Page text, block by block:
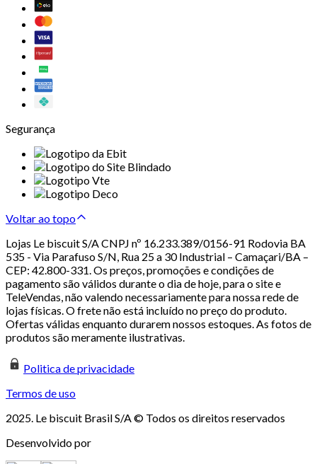
Segurança
Voltar ao topo
Lojas Le biscuit S/A CNPJ nº 16.233.389/0156-91 Rodovia BA
535 - Via Parafuso S/N, Rua 25 a 30 Industrial – Camaçari/BA –
CEP: 42.800-331. Os preços, promoções e condições de
pagamento são válidos durante o dia de hoje, para o site e
TeleVendas, não valendo necessariamente para nossa rede de
lojas físicas. O frete não está incluído no preço do produto.
Ofertas válidas enquanto durarem nossos estoques. As fotos de
produtos são meramente ilustrativas.
Politica de privacidade
Termos de uso
2025. Le biscuit Brasil S/A © Todos os direitos reservados
Desenvolvido por